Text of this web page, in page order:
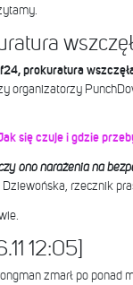
prokuratura
organizatorzy
się czuje i gdzie
ono narażenia na
rzecznik
12:05]
zmarł po ponad